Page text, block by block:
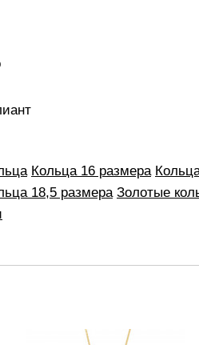
Кольца 16 размера
18,5 размера Золотые